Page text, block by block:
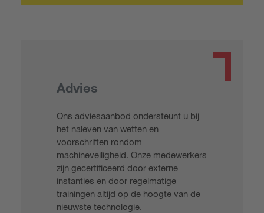
Advies
Ons adviesaanbod ondersteunt u bij
het naleven van wetten en
voorschriften rondom
machineveiligheid. Onze medewerkers
zijn gecertificeerd door externe
instanties en door regelmatige
trainingen altijd op de hoogte van de
nieuwste technologie.